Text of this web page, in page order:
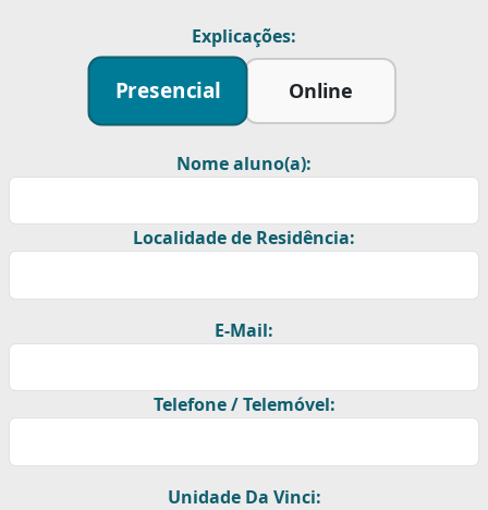
Explicações:
Presencial Online
Nome aluno(a):
Localidade de Residência:
E-Mail:
Telefone / Telemóvel:
Unidade Da Vinci: